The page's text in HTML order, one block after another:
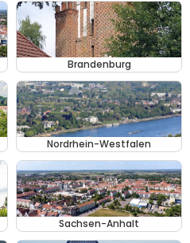
Brandenburg
Nordrhein-Westfalen
Sachsen-Anhalt